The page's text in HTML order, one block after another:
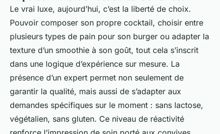
Le vrai luxe, aujourd’hui, c’est la liberté de choix.
Pouvoir composer son propre cocktail, choisir entre
plusieurs types de pain pour son burger ou adapter la
texture d’un smoothie à son goût, tout cela s’inscrit
dans une logique d’expérience sur mesure. La
présence d’un expert permet non seulement de
garantir la qualité, mais aussi de s’adapter aux
demandes spécifiques sur le moment : sans lactose,
végétalien, sans gluten. Ce niveau de réactivité